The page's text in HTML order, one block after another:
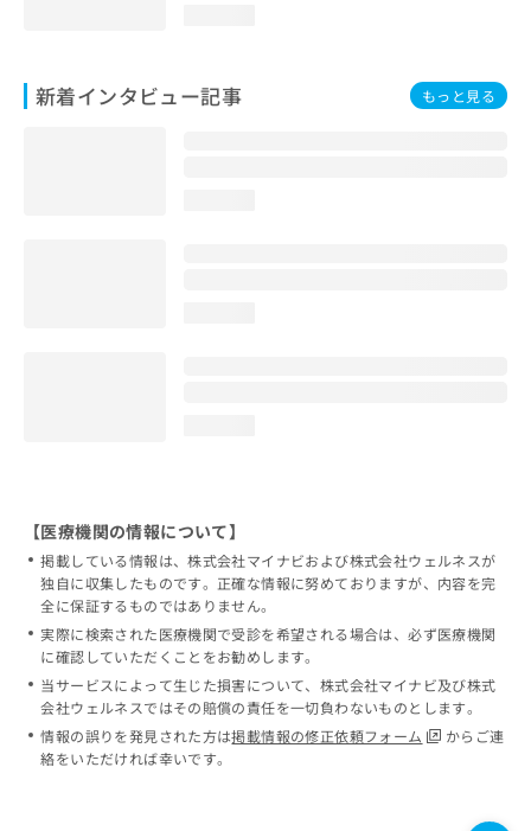
新着インタビュー記事 もっと見る
【医療機関の情報について】
掲載している情報は、株式会社マイナビおよび株式会社ウェルネスが
独自に収集したものです。正確な情報に努めておりますが、内容を完
全に保証するものではありません。
実際に検索された医療機関で受診を希望される場合は、必ず医療機関
に確認していただくことをお勧めします。
当サービスによって生じた損害について、株式会社マイナビ及び株式
会社ウェルネスではその賠償の責任を一切負わないものとします。
情報の誤りを発見された方は掲載情報の修正依頼フォーム
からご連
絡をいただければ幸いです。